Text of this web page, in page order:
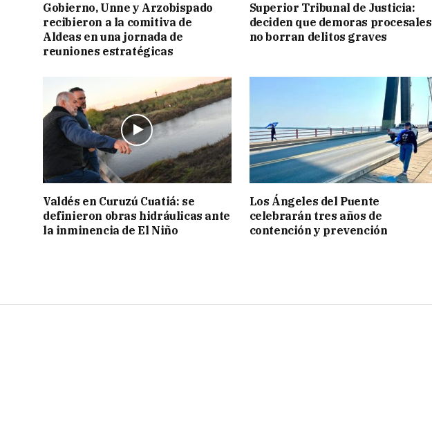
Gobierno, Unne y Arzobispado
recibieron a la comitiva de
Aldeas en una jornada de
reuniones estratégicas
Superior Tribunal de Justicia:
deciden que demoras procesales
no borran delitos graves
Valdés en Curuzú Cuatiá: se
definieron obras hidráulicas ante
la inminencia de El Niño
Los Ángeles del Puente
celebrarán tres años de
contención y prevención